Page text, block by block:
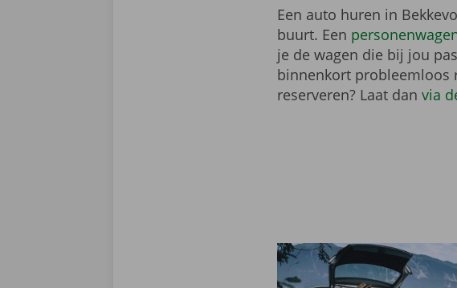
Een auto huren in
buurt. Een
je de wagen die bij jou
binnenkort probleemloos
reserveren? Laat dan via